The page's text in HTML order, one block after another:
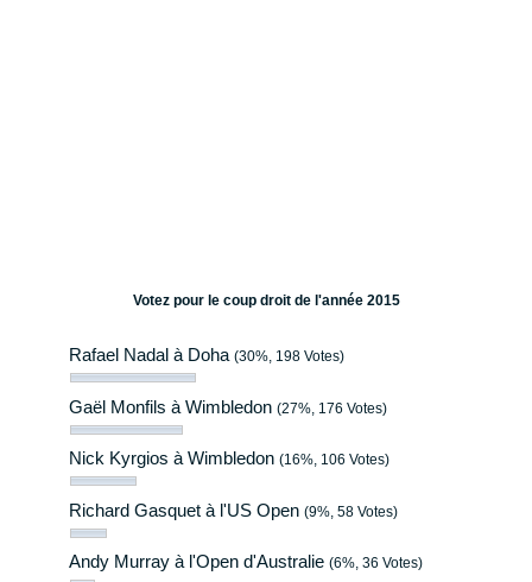
Votez pour le coup droit de l'année 2015
Rafael Nadal à Doha (30%, 198 Votes)
Gaël Monfils à Wimbledon (27%, 176 Votes)
Nick Kyrgios à Wimbledon (16%, 106 Votes)
Richard Gasquet à l'US Open (9%, 58 Votes)
Andy Murray à l'Open d'Australie (6%, 36 Votes)